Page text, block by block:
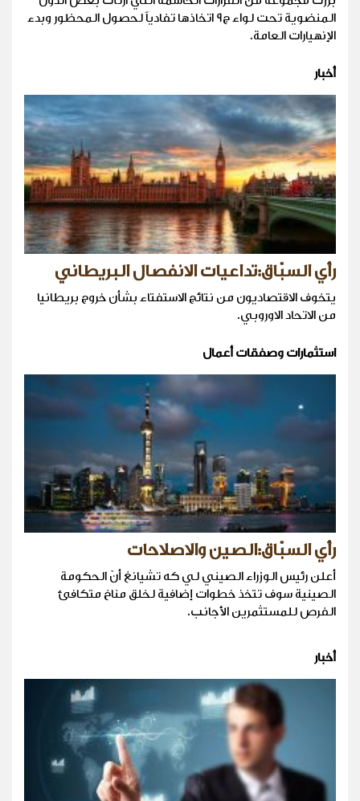
المنضوية تحت لواء ج9 اتخاذها تفادياً لحصول المحظور وبدء
الإنهيارات العامة.
أخبار
رأي السبّاق:تداعيات الانفصال البريطاني
يتخوف الاقتصاديون من نتائج الاستفتاء بشأن خروج بريطانيا
من الاتحاد الاوروبي.
استثمارات وصفقات أعمال
رأي السبّاق:الصين والاصلاحات
أعلن رئيس الوزراء الصيني لي كه تشيانغ أنّ الحكومة
الصينية سوف تتخذ خطوات إضافية لخلق مناخ متكافئ
الفرص للمستثمرين الأجانب.
أخبار